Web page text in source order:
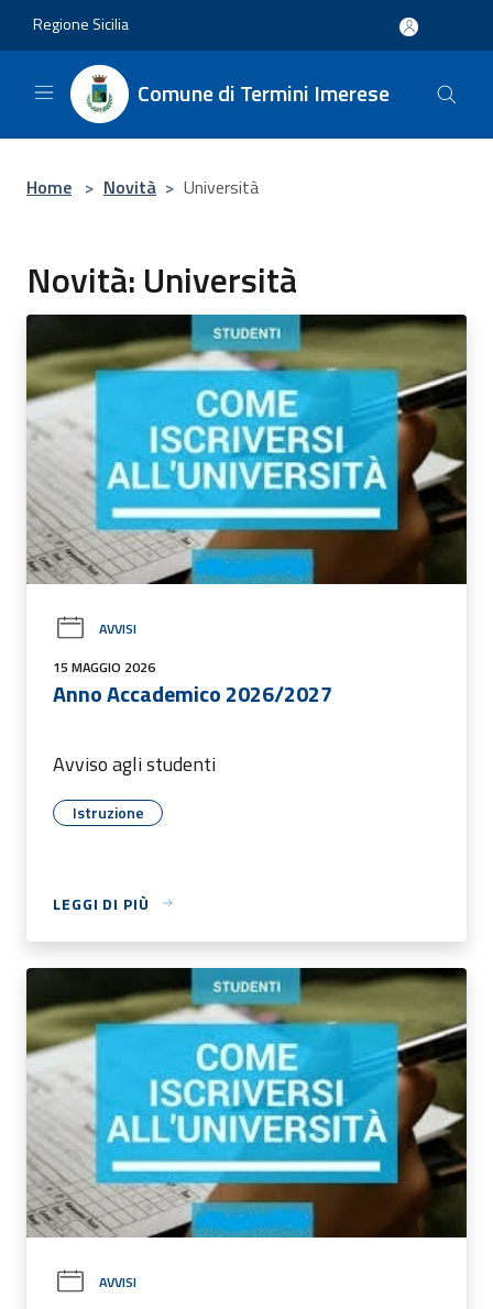
Regione Sicilia
Comune di Termini Imerese
Home > Novità > Università
Novità: Università
AVVISI
15 MAGGIO 2026
Anno Accademico 2026/2027
Avviso agli studenti
Istruzione
LEGGI DI PIÙ
AVVISI